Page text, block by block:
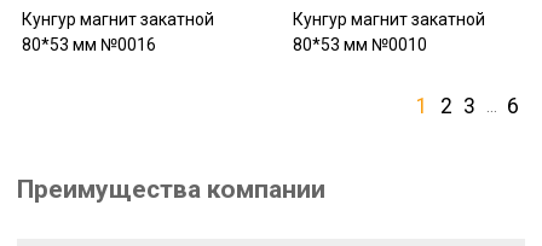
Кунгур магнит закатной
80*53 мм №0016
Кунгур магнит закатной
80*53 мм №0010
1 2 3 … 6
Преимущества компании